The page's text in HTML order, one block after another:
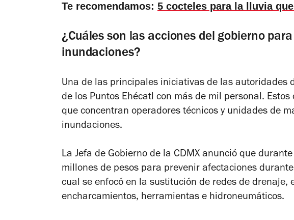
Te recomendamos: 5 cocteles para la lluvia
¿Cuáles son las acciones del gobierno
inundaciones?
Una de las principales iniciativas de las autoridades
de los Puntos Ehécatl con más de mil personal.
que concentran operadores técnicos y unidades de
inundaciones.
La Jefa de Gobierno de la CDMX anunció que
millones de pesos para prevenir afectaciones
cual se enfocó en la sustitución de redes de drenaje,
encharcamientos, herramientas e hidroneumáticos.